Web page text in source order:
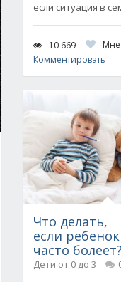
если ситуация в
10 669 Мне
Комментировать
Что делать,
если ребенок
часто болеет?
Дети от 0 до 3